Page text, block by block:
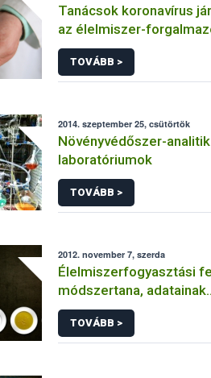
Tanácsok koronavírus
az élelmiszer-
létesítmények
TOVÁBB >
2014. szeptember 25, csütörtök
Növényvédőszer-
laboratóriumok
TOVÁBB >
2012. november 7, szerda
Élelmiszerfogyasztási
módszertana, adatainak
megbízhatósága
TOVÁBB >